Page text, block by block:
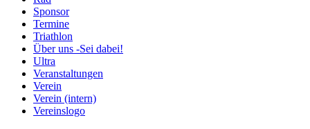
Sponsor
Termine
Triathlon
Über uns -Sei dabei!
Ultra
Veranstaltungen
Verein
Verein (intern)
Vereinslogo